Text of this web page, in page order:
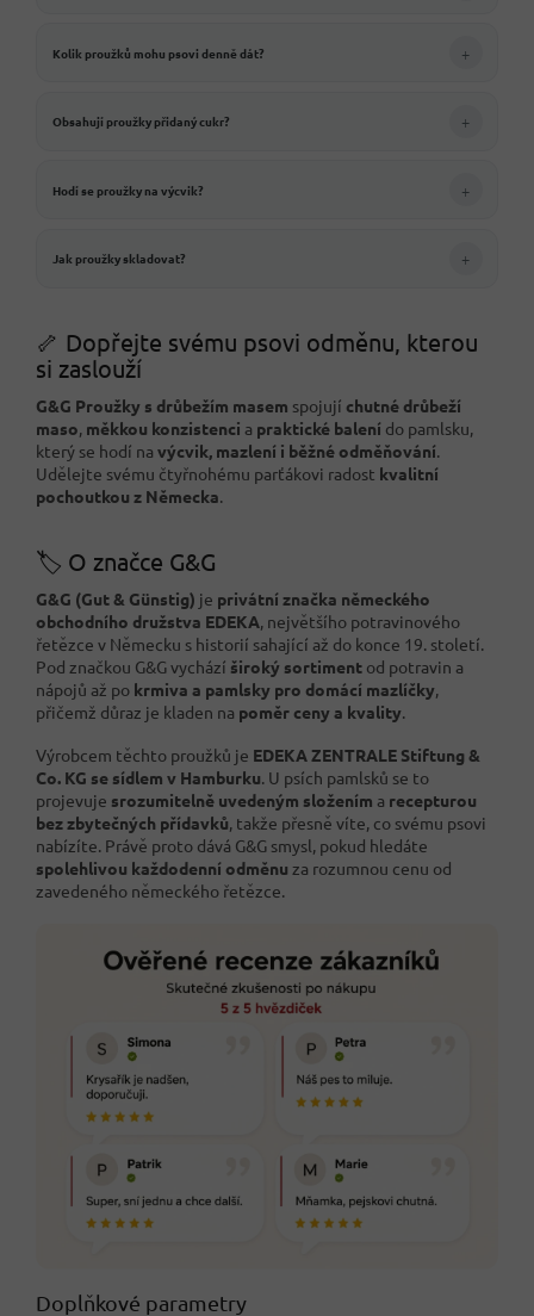
Kolik proužků mohu psovi denně dát? +
Obsahují proužky přidaný cukr? +
Hodí se proužky na výcvik? +
Jak proužky skladovat? +
🦴 Dopřejte svému psovi odměnu, kterou
si zaslouží
G&G Proužky s drůbežím masem spojují chutné drůbeží
maso, měkkou konzistenci a praktické balení do pamlsku,
který se hodí na výcvik, mazlení i běžné odměňování.
Udělejte svému čtyřnohému parťákovi radost kvalitní
pochoutkou z Německa.
🏷️ O značce G&G
G&G (Gut & Günstig) je privátní značka německého
obchodního družstva EDEKA, největšího potravinového
řetězce v Německu s historií sahající až do konce 19. století.
Pod značkou G&G vychází široký sortiment od potravin a
nápojů až po krmiva a pamlsky pro domácí mazlíčky,
přičemž důraz je kladen na poměr ceny a kvality.
Výrobcem těchto proužků je EDEKA ZENTRALE Stiftung &
Co. KG se sídlem v Hamburku. U psích pamlsků se to
projevuje srozumitelně uvedeným složením a recepturou
bez zbytečných přídavků, takže přesně víte, co svému psovi
nabízíte. Právě proto dává G&G smysl, pokud hledáte
spolehlivou každodenní odměnu za rozumnou cenu od
zavedeného německého řetězce.
Doplňkové parametry